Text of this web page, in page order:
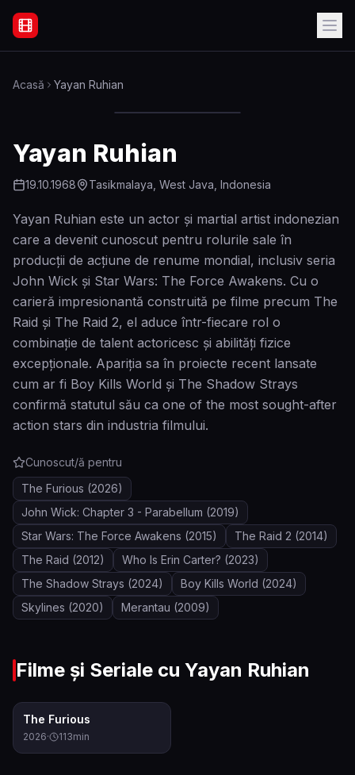
Filme Online Subtitrate - Acasă
Acasă Yayan Ruhian
Yayan Ruhian
19.10.1968 Tasikmalaya, West Java, Indonesia
Yayan Ruhian este un actor și martial artist indonezian
care a devenit cunoscut pentru rolurile sale în
producții de acțiune de renume mondial, inclusiv seria
John Wick și Star Wars: The Force Awakens. Cu o
carieră impresionantă construită pe filme precum The
Raid și The Raid 2, el aduce într-fiecare rol o
combinație de talent actoricesc și abilități fizice
excepționale. Apariția sa în proiecte recent lansate
cum ar fi Boy Kills World și The Shadow Strays
confirmă statutul său ca one of the most sought-after
action stars din industria filmului.
Cunoscut/ă pentru
The Furious (2026)
John Wick: Chapter 3 - Parabellum (2019)
Star Wars: The Force Awakens (2015) The Raid 2 (2014)
The Raid (2012) Who Is Erin Carter? (2023)
The Shadow Strays (2024) Boy Kills World (2024)
Skylines (2020) Merantau (2009)
Filme și Seriale cu Yayan Ruhian
The Furious
2026· 113min